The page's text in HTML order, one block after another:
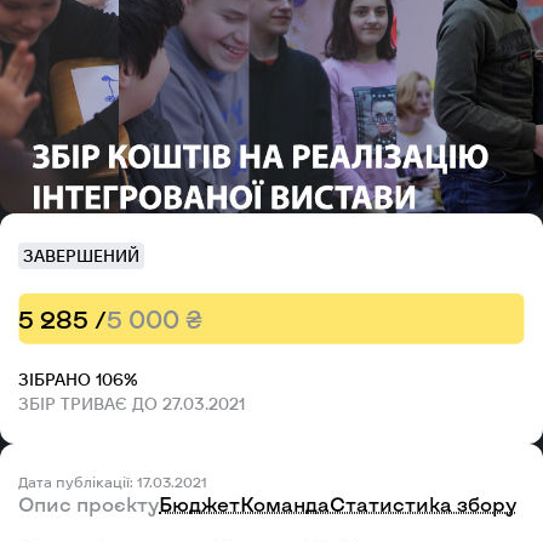
ЗАВЕРШЕНИЙ
5 285 /5 000 ₴
ЗІБРАНО 106%
ЗБІР ТРИВАЄ ДО 27.03.2021
Дата публікації: 17.03.2021
Опис проєктуБюджетКомандаСтатистика збору